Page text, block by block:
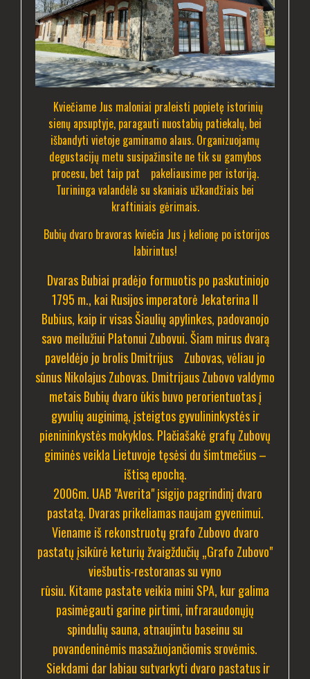
Kviečiame Jus maloniai praleisti popietę istorinių
sienų apsuptyje, paragauti nuostabių patiekalų, bei
išbandyti vietoje gaminamo alaus. Organizuojamų
degustacijų metu susipažinsite ne tik su gamybos
procesu, bet taip pat pakeliausime per istoriją.
Turininga valandėlė su skaniais užkandžiais bei
kraftiniais gėrimais.
Bubių dvaro bravoras kviečia Jus į kelionę po istorijos
labirintus!
Dvaras Bubiai pradėjo formuotis po paskutiniojo
1795 m., kai Rusijos imperatorė Jekaterina II
Bubius, kaip ir visas Šiaulių apylinkes, padovanojo
savo meilužiui Platonui Zubovui. Šiam mirus dvarą
paveldėjo jo brolis Dmitrijus Zubovas, vėliau jo
sūnus Nikolajus Zubovas. Dmitrijaus Zubovo valdymo
metais Bubių dvaro ūkis buvo perorientuotas į
gyvulių auginimą, įsteigtos gyvulininkystės ir
pienininkystės mokyklos. Plačiašakė grafų Zubovų
giminės veikla Lietuvoje tęsėsi du šimtmečius –
ištisą epochą.
2006m. UAB "Averita" įsigijo pagrindinį dvaro
pastatą. Dvaras prikeliamas naujam gyvenimui.
Viename iš rekonstruotų grafo Zubovo dvaro
pastatų įsikūrė keturių žvaigždučių „Grafo Zubovo"
viešbutis-restoranas su vyno
rūsiu. Kitame pastate veikia mini SPA, kur galima
pasimėgauti garine pirtimi, infraraudonųjų
spindulių sauna, atnaujintu baseinu su
povandeninėmis masažuojančiomis srovėmis.
Siekdami dar labiau sutvarkyti dvaro pastatus ir